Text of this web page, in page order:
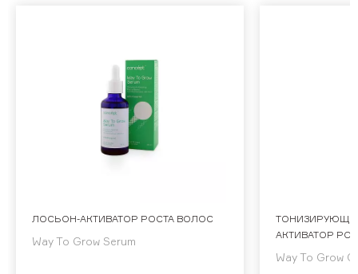
ЛОСЬОН-АКТИВАТОР РОСТА ВОЛОС
Way To Grow Serum
АКТИВАТОР
Way To Grow